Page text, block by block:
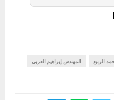
الربيع المهندس إبراهيم العربي